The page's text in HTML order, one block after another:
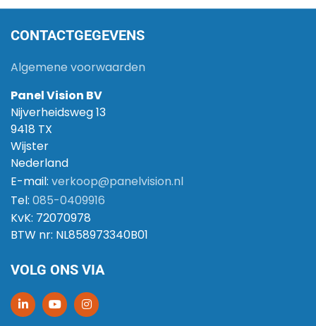
CONTACTGEGEVENS
Algemene voorwaarden
Panel Vision BV
Nijverheidsweg 13
9418 TX
Wijster
Nederland
E-mail: verkoop@panelvision.nl
Tel: 085-0409916
KvK: 72070978
BTW nr: NL858973340B01
VOLG ONS VIA